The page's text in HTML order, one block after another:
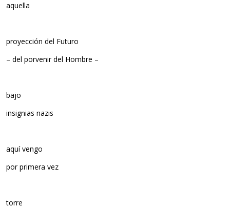
aquella
proyección del Futuro
– del porvenir del Hombre –
bajo
insignias nazis
aquí vengo
por primera vez
torre